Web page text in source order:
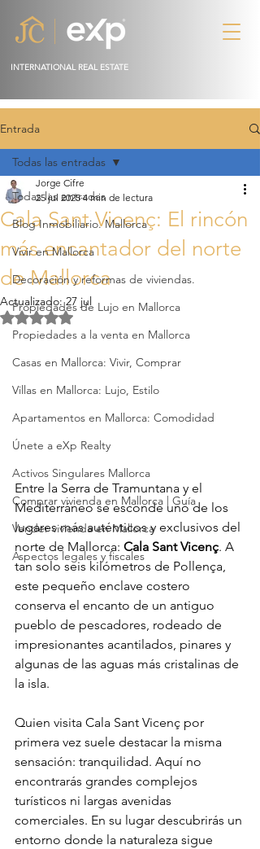
INTERNATIONAL REAL ESTATE
Entrada
Todas las entradas
Blog Inmobiliario. Mallorca
Vivir en Mallorca
Decoración y reformas de viviendas.
Propiedades de Lujo en Mallorca
Propiedades a la venta en Mallorca
Casas en Mallorca: Vivir, Comprar
Villas en Mallorca: Lujo, Estilo
Apartamentos en Mallorca: Comodidad
Únete a eXp Realty
Activos Singulares Mallorca
Comprar vivienda en Mallorca | Guía
Vender vivienda en Mallorca
Aspectos legales y fiscales
Todas las entradas
Cala Sant Vicenç: El rincón
más encantador del norte
de Mallorca
Jorge Cifre
25 jul 2025 4 min de lectura
Actualizado:27 jul
Obtuvo NaN de 5 estrellas.
Entre la Serra de Tramuntana y el
Mediterráneo se esconde uno de los
lugares más auténticos y exclusivos del
norte de Mallorca: Cala Sant Vicenç. A
tan solo seis kilómetros de Pollença,
este pequeño enclave costero
conserva el encanto de un antiguo
pueblo de pescadores, rodeado de
impresionantes acantilados, pinares y
algunas de las aguas más cristalinas de
la isla.
Quien visita Cala Sant Vicenç por
primera vez suele destacar la misma
sensación: tranquilidad. Aquí no
encontrarás grandes complejos
turísticos ni largas avenidas
comerciales. En su lugar descubrirás un
entorno donde la naturaleza sigue